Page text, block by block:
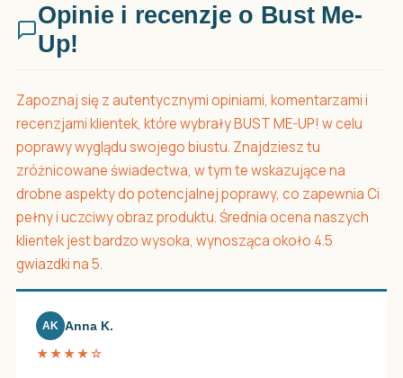
Opinie i recenzje o Bust Me-
Up!
Zapoznaj się z autentycznymi opiniami, komentarzami i
recenzjami klientek, które wybrały BUST ME-UP! w celu
poprawy wyglądu swojego biustu. Znajdziesz tu
zróżnicowane świadectwa, w tym te wskazujące na
drobne aspekty do potencjalnej poprawy, co zapewnia Ci
pełny i uczciwy obraz produktu. Średnia ocena naszych
klientek jest bardzo wysoka, wynosząca około 4.5
gwiazdki na 5.
AK Anna K.
★★★★☆